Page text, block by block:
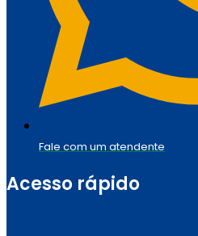
Fale com um atendente
Acesso rápido